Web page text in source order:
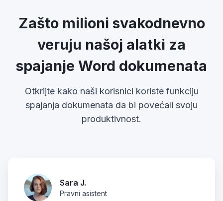
Zašto milioni svakodnevno
veruju našoj alatki za
spajanje Word dokumenata
Otkrijte kako naši korisnici koriste funkciju
spajanja dokumenata da bi povećali svoju
produktivnost.
Sara J.
Pravni asistent